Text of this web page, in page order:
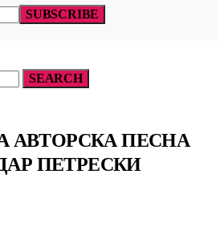
SUBSCRIBE
SEARCH
АВТОРСКА ПЕСНА
ПЕТРЕСКИ